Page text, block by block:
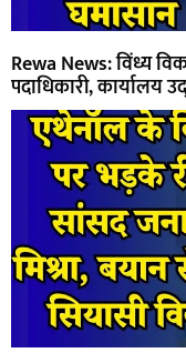
Rewa News: विंध्य
पदाधिकारी, कार्यालय